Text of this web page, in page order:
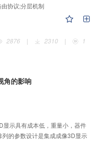
routing protocol）。MRDR协
成宽度相等的若干圆环。对具有
息失效前以尽量低的能耗将消息
件消息，MRDR让消息以层间
由过程中的节点空洞问题，提出
机制，给出了队列满时的消息
与其他3种算法在网络寿
，结果验证了算法的有效性。
协议;分层机制
2876
| 2310 | 1
角的影响
显示具有成本低，重量小，器件
的参数设计是集成成像3D显示